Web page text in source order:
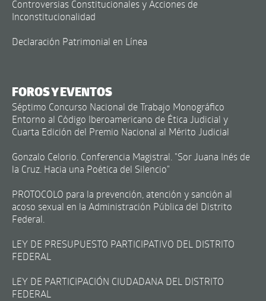
Controversias Constitucionales y Acciones de
Inconstitucionalidad
Declaración Patrimonial en Línea
FOROS Y EVENTOS
Séptimo Concurso Nacional de Trabajo Monográfico
Entorno al Código Iberoamericano de Ética Judicial y
Cuarta Edición del Premio Nacional al Mérito Judicial
Gonzalo Celorio. Conferencia Magistral. "Sor Juana Inés de
la Cruz. Hacia una Poética del Silencio"
PROTOCOLO para la prevención, atención y sanción al
acoso sexual en la Administración Pública del Distrito
Federal.
LEY DE PRESUPUESTO PARTICIPATIVO DEL DISTRITO
FEDERAL
LEY DE PARTICIPACIÓN CIUDADANA DEL DISTRITO
FEDERAL